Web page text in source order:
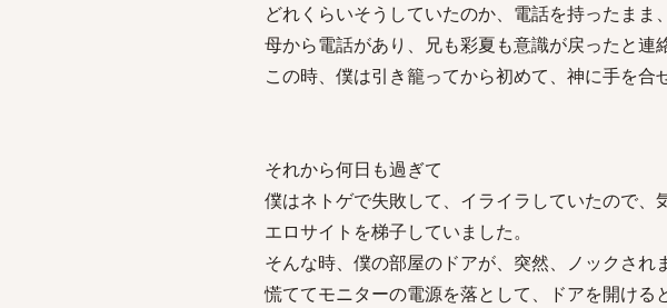
どれくらいそうしていたのか、電話を持ったまま
母から電話があり、兄も彩夏も意識が戻ったと連
この時、僕は引き籠ってから初めて、神に手を合
それから何日も過ぎて
僕はネトゲで失敗して、イライラしていたので、
エロサイトを梯子していました。
そんな時、僕の部屋のドアが、突然、ノックされ
慌ててモニターの電源を落として、ドアを開ける